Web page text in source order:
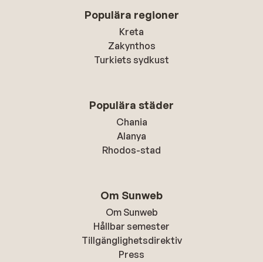
Populära regioner
Kreta
Zakynthos
Turkiets sydkust
Populära städer
Chania
Alanya
Rhodos-stad
Om Sunweb
Om Sunweb
Hållbar semester
Tillgänglighetsdirektiv
Press